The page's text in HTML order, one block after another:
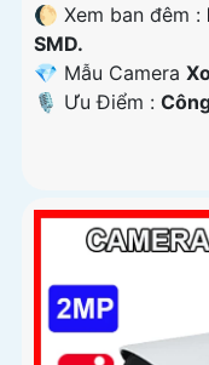
🌔 Xem ban đêm :
SMD.
💎 Mẫu Camera
️🎙 Ưu Điểm :